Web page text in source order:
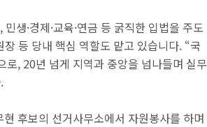
생·경제·교육·연금 등 굵직한 입법을 주도
등 당내 핵심 역할도 맡고 있습니다. “국
로, 20년 넘게 지역과 중앙을 넘나들며 실무
후보의 선거사무소에서 자원봉사를 하며